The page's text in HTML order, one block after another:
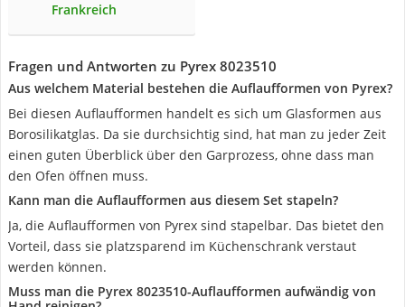
Frankreich
Fragen und Antworten zu Pyrex 8023510
Aus welchem Material bestehen die Auflaufformen von Pyrex?
Bei diesen Auflaufformen handelt es sich um Glasformen aus
Borosilikatglas. Da sie durchsichtig sind, hat man zu jeder Zeit
einen guten Überblick über den Garprozess, ohne dass man
den Ofen öffnen muss.
Kann man die Auflaufformen aus diesem Set stapeln?
Ja, die Auflaufformen von Pyrex sind stapelbar. Das bietet den
Vorteil, dass sie platzsparend im Küchenschrank verstaut
werden können.
Muss man die Pyrex 8023510-Auflaufformen aufwändig von